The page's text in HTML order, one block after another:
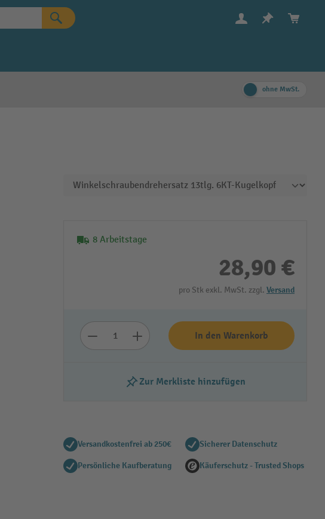
ohne MwSt.
8 Arbeitstage
28,90 €
pro Stk exkl. MwSt. zzgl. Versand
In den Warenkorb
Zur Merkliste hinzufügen
Versandkostenfrei ab 250€ Sicherer Datenschutz
Persönliche Kaufberatung Käuferschutz - Trusted Shops